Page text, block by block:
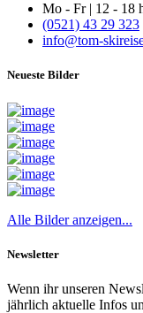
Mo - Fr | 12 - 18
(0521) 43 29 323
info@tom-
Neueste Bilder
Alle Bilder anzeigen...
Newsletter
Wenn ihr unseren
jährlich aktuelle Infos